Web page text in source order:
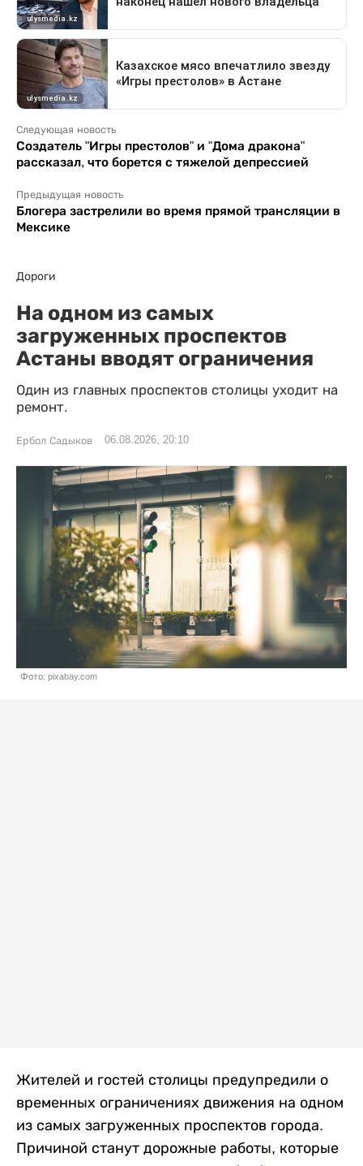
Следующая новость
Создатель "Игры престолов" и "Дома дракона"
рассказал, что борется с тяжелой депрессией
Предыдущая новость
Блогера застрелили во время прямой трансляции в
Мексике
Дороги
На одном из самых
загруженных проспектов
Астаны вводят ограничения
Один из главных проспектов столицы уходит на
ремонт.
Ербол Садыков 06.08.2026, 20:10
Фото: pixabay.com
Жителей и гостей столицы предупредили о
временных ограничениях движения на одном
из самых загруженных проспектов города.
Причиной станут дорожные работы, которые